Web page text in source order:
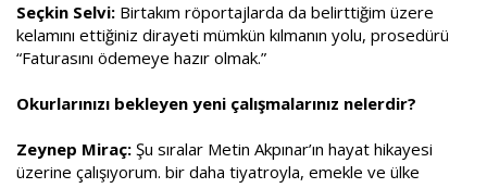
Seçkin Selvi: Birtakım röportajlarda da belirttiğim üzere
kelamını ettiğiniz dirayeti mümkün kılmanın yolu, prosedürü
“Faturasını ödemeye hazır olmak.”
Okurlarınızı bekleyen yeni çalışmalarınız nelerdir?
Zeynep Miraç: Şu sıralar Metin Akpınar’ın hayat hikayesi
üzerine çalışıyorum. bir daha tiyatroyla, emekle ve ülke